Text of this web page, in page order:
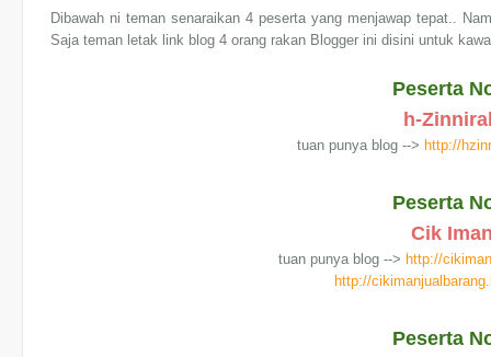
Dibawah ni teman senaraikan 4 peserta yang menjawap tepat..
Saja teman letak link blog 4 orang rakan Blogger ini disini untuk
Peserta
h-
tuan punya blog --> http://
Peserta
Cik
tuan punya blog --> http://
http://
Peserta